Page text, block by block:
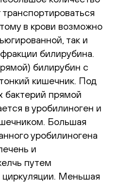
в крови возможно
так и
билирубина.
билирубин с
кишечник. Под
бактерий прямой
в уробилиноген и
Большая
уробилиногена
и
путем
циркуляции. Меньшая